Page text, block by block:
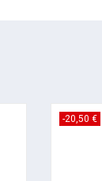
-20,50 €